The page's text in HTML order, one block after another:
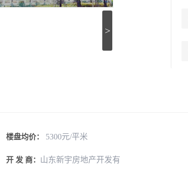
>
楼盘均价： 5300元/平米
开 发 商： 山东新宇房地产开发有